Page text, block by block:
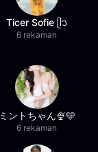
Ticer Sofie ᥫ᭡
6 rekaman
ミントちゃん🍨🩵
6 rekaman